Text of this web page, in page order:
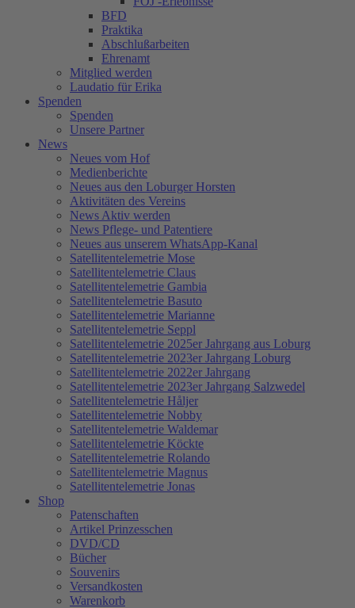
BFD
Praktika
Abschlußarbeiten
Ehrenamt
Mitglied werden
Laudatio für Erika
Spenden
Spenden
Unsere Partner
News
Neues vom Hof
Medienberichte
Neues aus den Loburger Horsten
Aktivitäten des Vereins
News Aktiv werden
News Pflege- und Patentiere
Neues aus unserem WhatsApp-Kanal
Satellitentelemetrie Mose
Satellitentelemetrie Claus
Satellitentelemetrie Gambia
Satellitentelemetrie Basuto
Satellitentelemetrie Marianne
Satellitentelemetrie Seppl
Satellitentelemetrie 2025er Jahrgang aus Loburg
Satellitentelemetrie 2023er Jahrgang Loburg
Satellitentelemetrie 2022er Jahrgang
Satellitentelemetrie 2023er Jahrgang Salzwedel
Satellitentelemetrie Håljer
Satellitentelemetrie Nobby
Satellitentelemetrie Waldemar
Satellitentelemetrie Köckte
Satellitentelemetrie Rolando
Satellitentelemetrie Magnus
Satellitentelemetrie Jonas
Shop
Patenschaften
Artikel Prinzesschen
DVD/CD
Bücher
Souvenirs
Versandkosten
Warenkorb